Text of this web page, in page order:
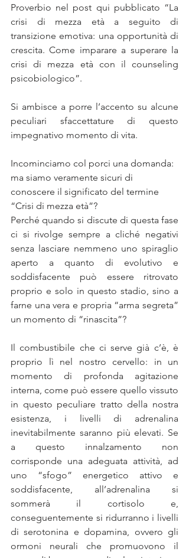
Proverbio nel post qui pubblicato “La
crisi di mezza età a seguito di
transizione emotiva: una opportunità di
crescita. Come imparare a superare la
crisi di mezza età con il counseling
psicobiologico”.
Si ambisce a porre l’accento su alcune
peculiari sfaccettature di questo
impegnativo momento di vita.
Incominciamo col porci una domanda:
ma siamo veramente sicuri di
conoscere il significato del termine
“Crisi di mezza età”?
Perché quando si discute di questa fase
ci si rivolge sempre a cliché negativi
senza lasciare nemmeno uno spiraglio
aperto a quanto di evolutivo e
soddisfacente può essere ritrovato
proprio e solo in questo stadio, sino a
farne una vera e propria “arma segreta”
un momento di “rinascita”?
Il combustibile che ci serve già c’è, è
proprio lì nel nostro cervello: in un
momento di profonda agitazione
interna, come può essere quello vissuto
in questo peculiare tratto della nostra
esistenza, i livelli di adrenalina
inevitabilmente saranno più elevati. Se
a questo innalzamento non
corrisponde una adeguata attività, ad
uno “sfogo” energetico attivo e
soddisfacente, all’adrenalina si
sommerà il cortisolo e,
conseguentemente si ridurranno i livelli
di serotonina e dopamina, ovvero gli
ormoni neurali che promuovono il